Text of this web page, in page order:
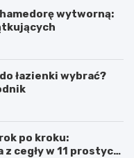
wytworną:
łazienki wybrać?
po kroku:
z cegły w 11 prostych